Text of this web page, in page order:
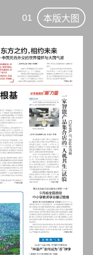
01 本版大图